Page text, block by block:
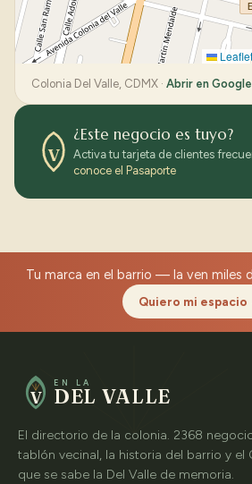
Leaflet
Colonia Del Valle, CDMX · Abrir en
V
¿Este negocio es tuyo?
Activa tu tarjeta de clientes
conoce el Pasaporte
Tu marca en el barrio — la ven miles
Quiero mi espacio
V
EN LA
DEL VALLE
El directorio de la colonia. 2368
tablón vecinal, la historia del barrio y el
que se sabe la Del Valle de memoria.